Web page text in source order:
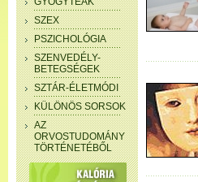
SZEX
PSZICHOLÓGIA
SZENVEDÉLY-
BETEGSÉGEK
SZTÁR-ÉLETMÓDI
KÜLÖNÖS SORSOK
AZ
ORVOSTUDOMÁNY
TÖRTÉNETÉBŐL